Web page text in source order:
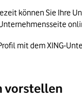
können Sie
mit dem XING-
vorstellen